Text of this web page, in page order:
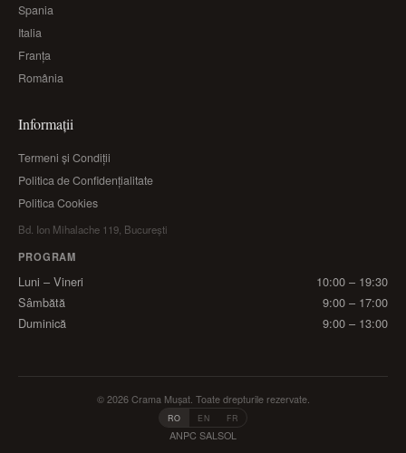
Spania
Italia
Franța
România
Informații
Termeni și Condiții
Politica de Confidențialitate
Politica Cookies
Bd. Ion Mihalache 119, București
PROGRAM
Luni – Vineri
10:00 – 19:30
Sâmbătă
9:00 – 17:00
Duminică
9:00 – 13:00
© 2026 Crama Mușat. Toate drepturile rezervate.
RO EN FR
ANPC SALSOL